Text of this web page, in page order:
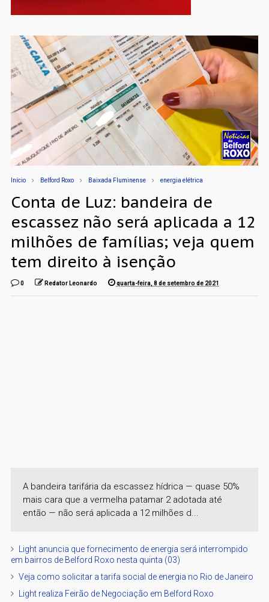
Início Belford Roxo Baixada Fluminense energia elétrica
Conta de Luz: bandeira de
escassez não será aplicada a 12
milhões de famílias; veja quem
tem direito à isenção
0 Redator Leonardo quarta-feira, 8 de setembro de 2021
A bandeira tarifária da escassez hídrica — quase 50%
mais cara que a vermelha patamar 2 adotada até
então — não será aplicada a 12 milhões d...
Light anuncia que fornecimento de energia será interrompido
em bairros de Belford Roxo nesta quinta (03)
Veja como solicitar a tarifa social de energia no Rio de Janeiro
Light realiza Feirão de Negociação em Belford Roxo